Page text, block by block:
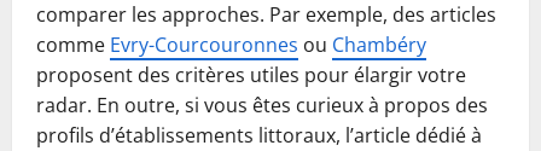
comparer les approches. Par exemple, des articles
comme Evry-Courcouronnes ou Chambéry
proposent des critères utiles pour élargir votre
radar. En outre, si vous êtes curieux à propos des
profils d’établissements littoraux, l’article dédié à